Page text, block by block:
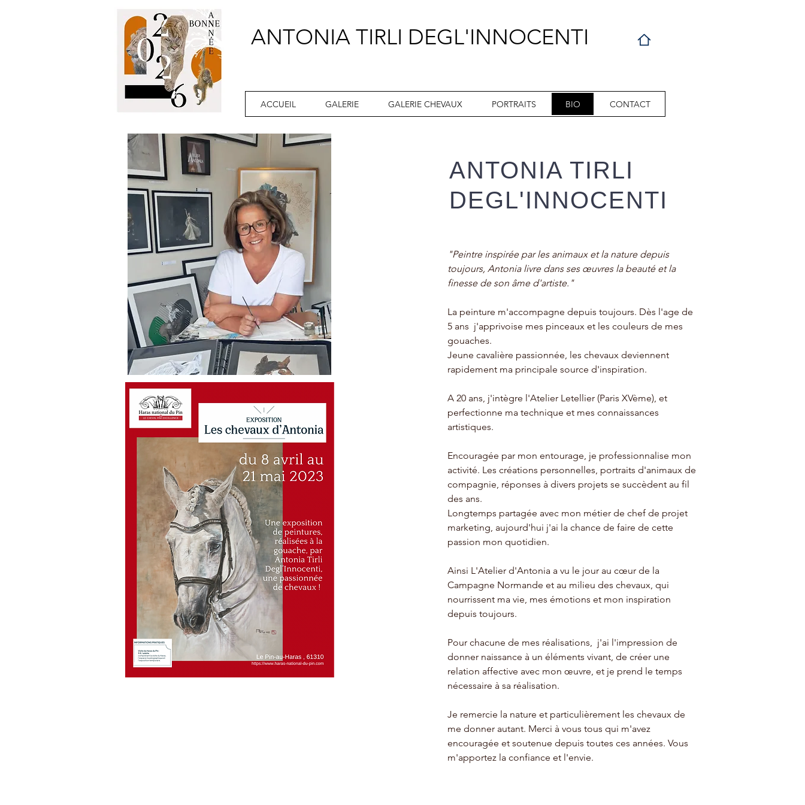
ANTONIA TIRLI DEGL'INNOCENTI
ACCUEIL GALERIE GALERIE CHEVAUX PORTRAITS BIO CONTACT
ANTONIA TIRLI
DEGL'INNOCENTI
"Peintre inspirée par les animaux et la nature depuis
toujours, Antonia livre dans ses œuvres la beauté et la
finesse de son âme d'artiste."
La peinture m'accompagne depuis toujours. Dès l'age de
5 ans j'apprivoise mes pinceaux et les couleurs de mes
gouaches.
Jeune cavalière passionnée, les chevaux deviennent
rapidement ma principale source d'inspiration.
A 20 ans, j'intègre l'Atelier Letellier (Paris XVème), et
perfectionne ma technique et mes connaissances
artistiques.
Encouragée par mon entourage, je professionnalise mon
activité. Les créations personnelles, portraits d'animaux de
compagnie, réponses à divers projets se succèdent au fil
des ans.
Longtemps partagée avec mon métier de chef de projet
marketing, aujourd'hui j'ai la chance de faire de cette
passion mon quotidien.
Ainsi L'Atelier d'Antonia a vu le jour au cœur de la
Campagne Normande et au milieu des chevaux, qui
nourrissent ma vie, mes émotions et mon inspiration
depuis toujours.
Pour chacune de mes réalisations, j'ai l'impression de
donner naissance à un éléments vivant, de créer une
relation affective avec mon œuvre, et je prend le temps
nécessaire à sa réalisation.
Je remercie la nature et particulièrement les chevaux de
me donner autant. Merci à vous tous qui m'avez
encouragée et soutenue depuis toutes ces années. Vous
m'apportez la confiance et l'envie.